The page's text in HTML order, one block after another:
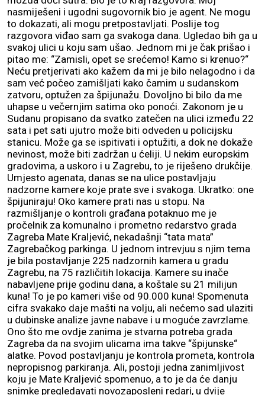
nasmiješeni i ugodni sugovornik bio je agent. Ne mogu
to dokazati, ali mogu pretpostavljati. Poslije tog
razgovora viđao sam ga svakoga dana. Ugledao bih ga u
svakoj ulici u koju sam ušao. Jednom mi je čak prišao i
pitao me: “Zamisli, opet se srećemo! Kamo si krenuo?“
Neću pretjerivati ako kažem da mi je bilo nelagodno i da
sam već počeo zamišljati kako čamim u sudanskom
zatvoru, optužen za špijunažu. Dovoljno bi bilo da me
uhapse u večernjim satima oko ponoći. Zakonom je u
Sudanu propisano da svatko zatečen na ulici između 22
sata i pet sati ujutro može biti odveden u policijsku
stanicu. Može ga se ispitivati i optužiti, a dok ne dokaže
nevinost, može biti zadržan u ćeliji. U nekim europskim
gradovima, a uskoro i u Zagrebu, to je riješeno drukčije.
Umjesto agenata, danas se na ulice postavljaju
nadzorne kamere koje prate sve i svakoga. Ukratko: one
špijuniraju! Oko kamere prati nas u stopu. Na
razmišljanje o kontroli građana potaknuo me je
pročelnik za komunalno i prometno redarstvo grada
Zagreba Mate Kraljević, nekadašnji “tata mata”
Zagrebačkog parkinga. U jednom intrevjuu s njim tema
je bila postavljanje 225 nadzornih kamera u gradu
Zagrebu, na 75 različitih lokacija. Kamere su inače
nabavljene prije godinu dana, a koštale su 21 milijun
kuna! To je po kameri više od 90.000 kuna! Spomenuta
cifra svakako daje mašti na volju, ali nećemo sad ulaziti
u dubinske analize javne nabave i u moguće zavrzlame.
Ono što me ovdje zanima je stvarna potreba grada
Zagreba da na svojim ulicama ima takve “špijunske“
alatke. Povod postavljanju je kontrola prometa, kontrola
nepropisnog parkiranja. Ali, postoji jedna zanimljivost
koju je Mate Kraljević spomenuo, a to je da će danju
snimke pregledavati novozaposleni redari, u dvije